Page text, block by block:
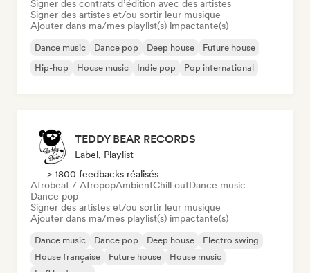
Signer des contrats d’édition avec des artistes
Signer des artistes et/ou sortir leur musique
Ajouter dans ma/mes playlist(s) impactante(s)
Dance music Dance pop Deep house
Future house
Hip-hop
House music Indie pop Pop international
TEDDY BEAR RECORDS
Label, Playlist
> 1800 feedbacks réalisés
Afrobeat / AfropopAmbientChill outDance music
Dance pop
Signer des artistes et/ou sortir leur musique
Ajouter dans ma/mes playlist(s) impactante(s)
Dance music Dance pop Deep house
Electro swing
House française
Future house
House music